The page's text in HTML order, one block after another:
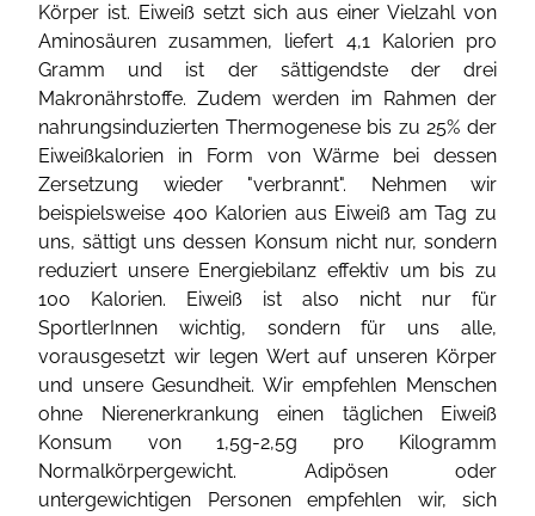
Körper ist. Eiweiß setzt sich aus einer Vielzahl von
Aminosäuren zusammen, liefert 4,1 Kalorien pro
Gramm und ist der sättigendste der drei
Makronährstoffe. Zudem werden im Rahmen der
nahrungsinduzierten Thermogenese bis zu 25% der
Eiweißkalorien in Form von Wärme bei dessen
Zersetzung wieder "verbrannt". Nehmen wir
beispielsweise 400 Kalorien aus Eiweiß am Tag zu
uns, sättigt uns dessen Konsum nicht nur, sondern
reduziert unsere Energiebilanz effektiv um bis zu
100 Kalorien. Eiweiß ist also nicht nur für
SportlerInnen wichtig, sondern für uns alle,
vorausgesetzt wir legen Wert auf unseren Körper
und unsere Gesundheit. Wir empfehlen Menschen
ohne Nierenerkrankung einen täglichen Eiweiß
Konsum von 1,5g-2,5g pro Kilogramm
Normalkörpergewicht. Adipösen oder
untergewichtigen Personen empfehlen wir, sich